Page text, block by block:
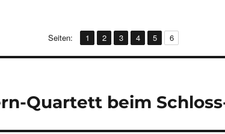
Seiten: Seite
1 ,Seite
2 ,Seite
3 ,Seite
4 ,Seite
5 ,Seite
6
Quartett beim